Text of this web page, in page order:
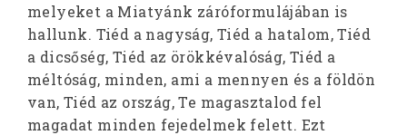
melyeket a Miatyánk záróformulájában is
hallunk. Tiéd a nagyság, Tiéd a hatalom, Tiéd
a dicsőség, Tiéd az örökkévalóság, Tiéd a
méltóság, minden, ami a mennyen és a földön
van, Tiéd az ország, Te magasztalod fel
magadat minden fejedelmek felett. Ezt